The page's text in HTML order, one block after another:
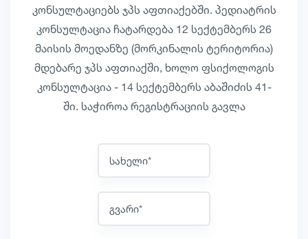
კონსულტაციებს ჯპს აფთიაქებში. პედიატრის
კონსულტაცია ჩატარდება 12 სექტემბერს 26
მაისის მოედანზე (მორკინალის ტერიტორია)
მდებარე ჯპს აფთიაქში, ხოლო ფსიქოლოგის
კონსულტაცია - 14 სექტემბერს აბაშიძის 41-
ში. საჭიროა რეგისტრაციის გავლა